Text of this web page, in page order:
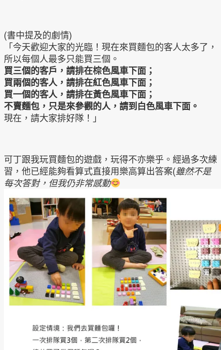
(書中提及的劇情)
「今天歡迎大家的光臨！現在來買麵包的客人太多了，
所以每個人最多只能買三個。
買三個的客戶，請排在棕色風車下面；
買兩個的客人，請排在紅色風車下面；
買一個的客人，請排在黃色風車下面；
不賣麵包，只是來參觀的人，請到白色風車下面。
現在，請大家排好隊！」
可丁跟我玩買麵包的遊戲，玩得不亦樂乎。經過多次練
習，他已經能夠看算式直接用樂高算出答案(雖然不是
每次答對，但我仍非常感動